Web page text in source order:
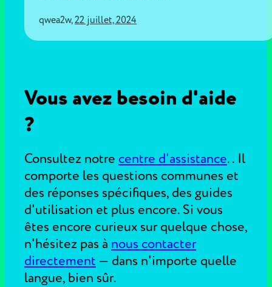
qwea2w, 22 juillet, 2024
Vous avez besoin d'aide
?
Consultez notre centre d'assistance.. Il
comporte les questions communes et
des réponses spécifiques, des guides
d'utilisation et plus encore. Si vous
êtes encore curieux sur quelque chose,
n'hésitez pas à nous contacter
directement — dans n'importe quelle
langue, bien sûr.